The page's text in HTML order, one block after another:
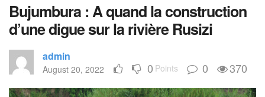
Bujumbura : A quand la construction
d’une digue sur la rivière Rusizi
admin
August 20, 2022 0 Points 0 370